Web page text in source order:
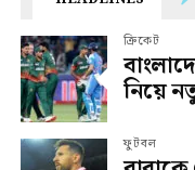
ক্রিকেট
নিয়ে
ফুটবল